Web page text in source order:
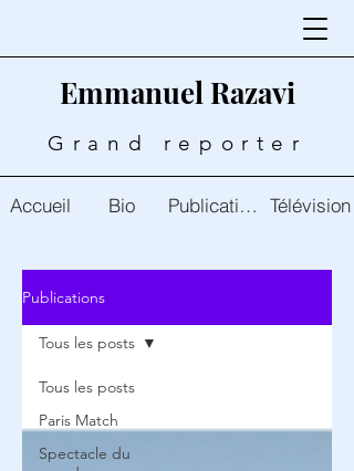
Emmanuel Razavi
Grand reporter
Accueil Bio Publications Télévision
Publications
Tous les posts
Paris Match
Spectacle du
Tous les posts